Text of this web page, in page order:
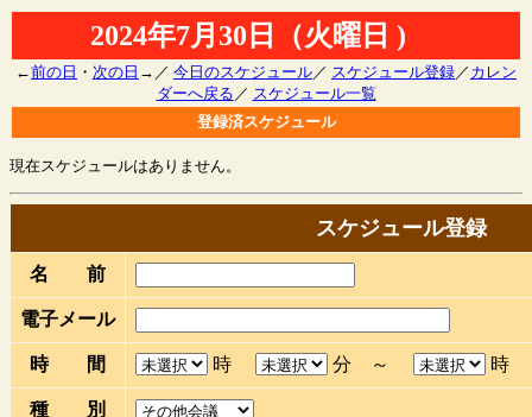
2024年7月30日（火曜日 )
←前の日 ・ 次の日 →／ 今日のスケジュール／ スケジュール登録／ カレン
ダーへ戻る ／ スケジュール一覧
登録済スケジュール
現在スケジュールはありません。
スケジュール登録
名 前
電子メール
時 間 時 分 ～ 時
種 別